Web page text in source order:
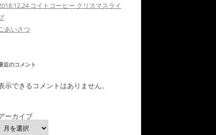
コイトコーヒー クリスマスライ
あいさつ
近のコメント
示できるコメントはありません。
ーカイブ